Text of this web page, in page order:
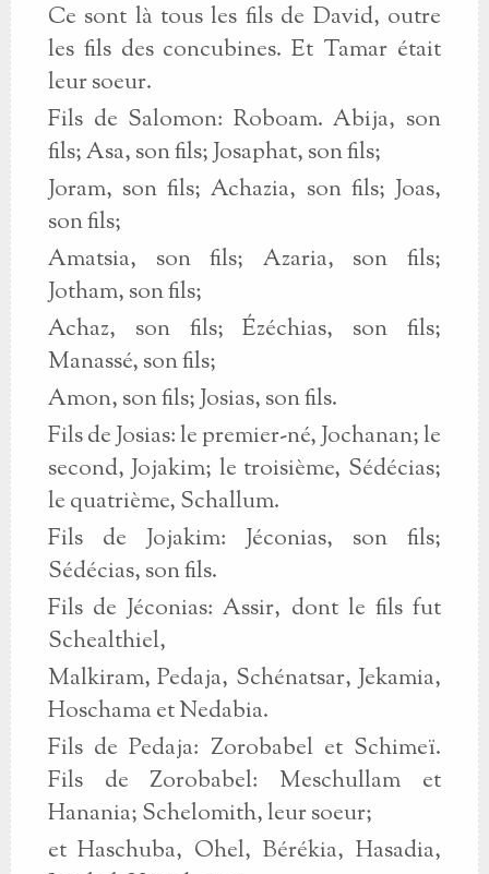
Ce sont là tous les fils de David, outre
les fils des concubines. Et Tamar était
leur soeur.
Fils de Salomon: Roboam. Abija, son
fils; Asa, son fils; Josaphat, son fils;
Joram, son fils; Achazia, son fils; Joas,
son fils;
Amatsia, son fils; Azaria, son fils;
Jotham, son fils;
Achaz, son fils; Ézéchias, son fils;
Manassé, son fils;
Amon, son fils; Josias, son fils.
Fils de Josias: le premier-né, Jochanan; le
second, Jojakim; le troisième, Sédécias;
le quatrième, Schallum.
Fils de Jojakim: Jéconias, son fils;
Sédécias, son fils.
Fils de Jéconias: Assir, dont le fils fut
Schealthiel,
Malkiram, Pedaja, Schénatsar, Jekamia,
Hoschama et Nedabia.
Fils de Pedaja: Zorobabel et Schimeï.
Fils de Zorobabel: Meschullam et
Hanania; Schelomith, leur soeur;
et Haschuba, Ohel, Bérékia, Hasadia,